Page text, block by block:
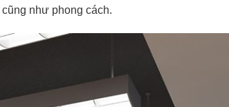
như phong cách.